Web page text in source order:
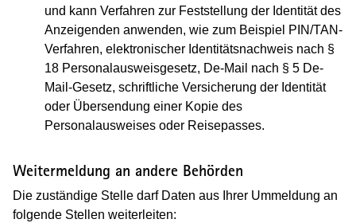
und kann Verfahren zur Feststellung der Identität des
Anzeigenden anwenden, wie zum Beispiel PIN/TAN-
Verfahren, elektronischer Identitätsnachweis nach §
18 Personalausweisgesetz, De-Mail nach § 5 De-
Mail-Gesetz, schriftliche Versicherung der Identität
oder Übersendung einer Kopie des
Personalausweises oder Reisepasses.
Weitermeldung an andere Behörden
Die zuständige Stelle darf Daten aus Ihrer Ummeldung an
folgende Stellen weiterleiten: